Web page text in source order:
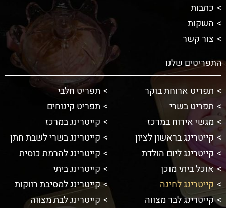
כתבות
השקות
צור קשר
התפריטים שלנו
תפריט ארוחת בוקר
תפריט חלבי
תפריט בשרי
תפריט קינוחים
מגשי אירוח במרכז
קייטרינג במרכז
קייטרינג בראשון לציון
קייטרינג בשרי לשבת חתן
קייטרינג ליום הולדת
קייטרינג להרמת כוסית
אוכל ביתי מוכן
קייטרינג ביתי
קייטרינג לחינה
קייטרינג למסיבת רווקות
קייטרינג לבר מצווה
קייטרינג לבת מצווה